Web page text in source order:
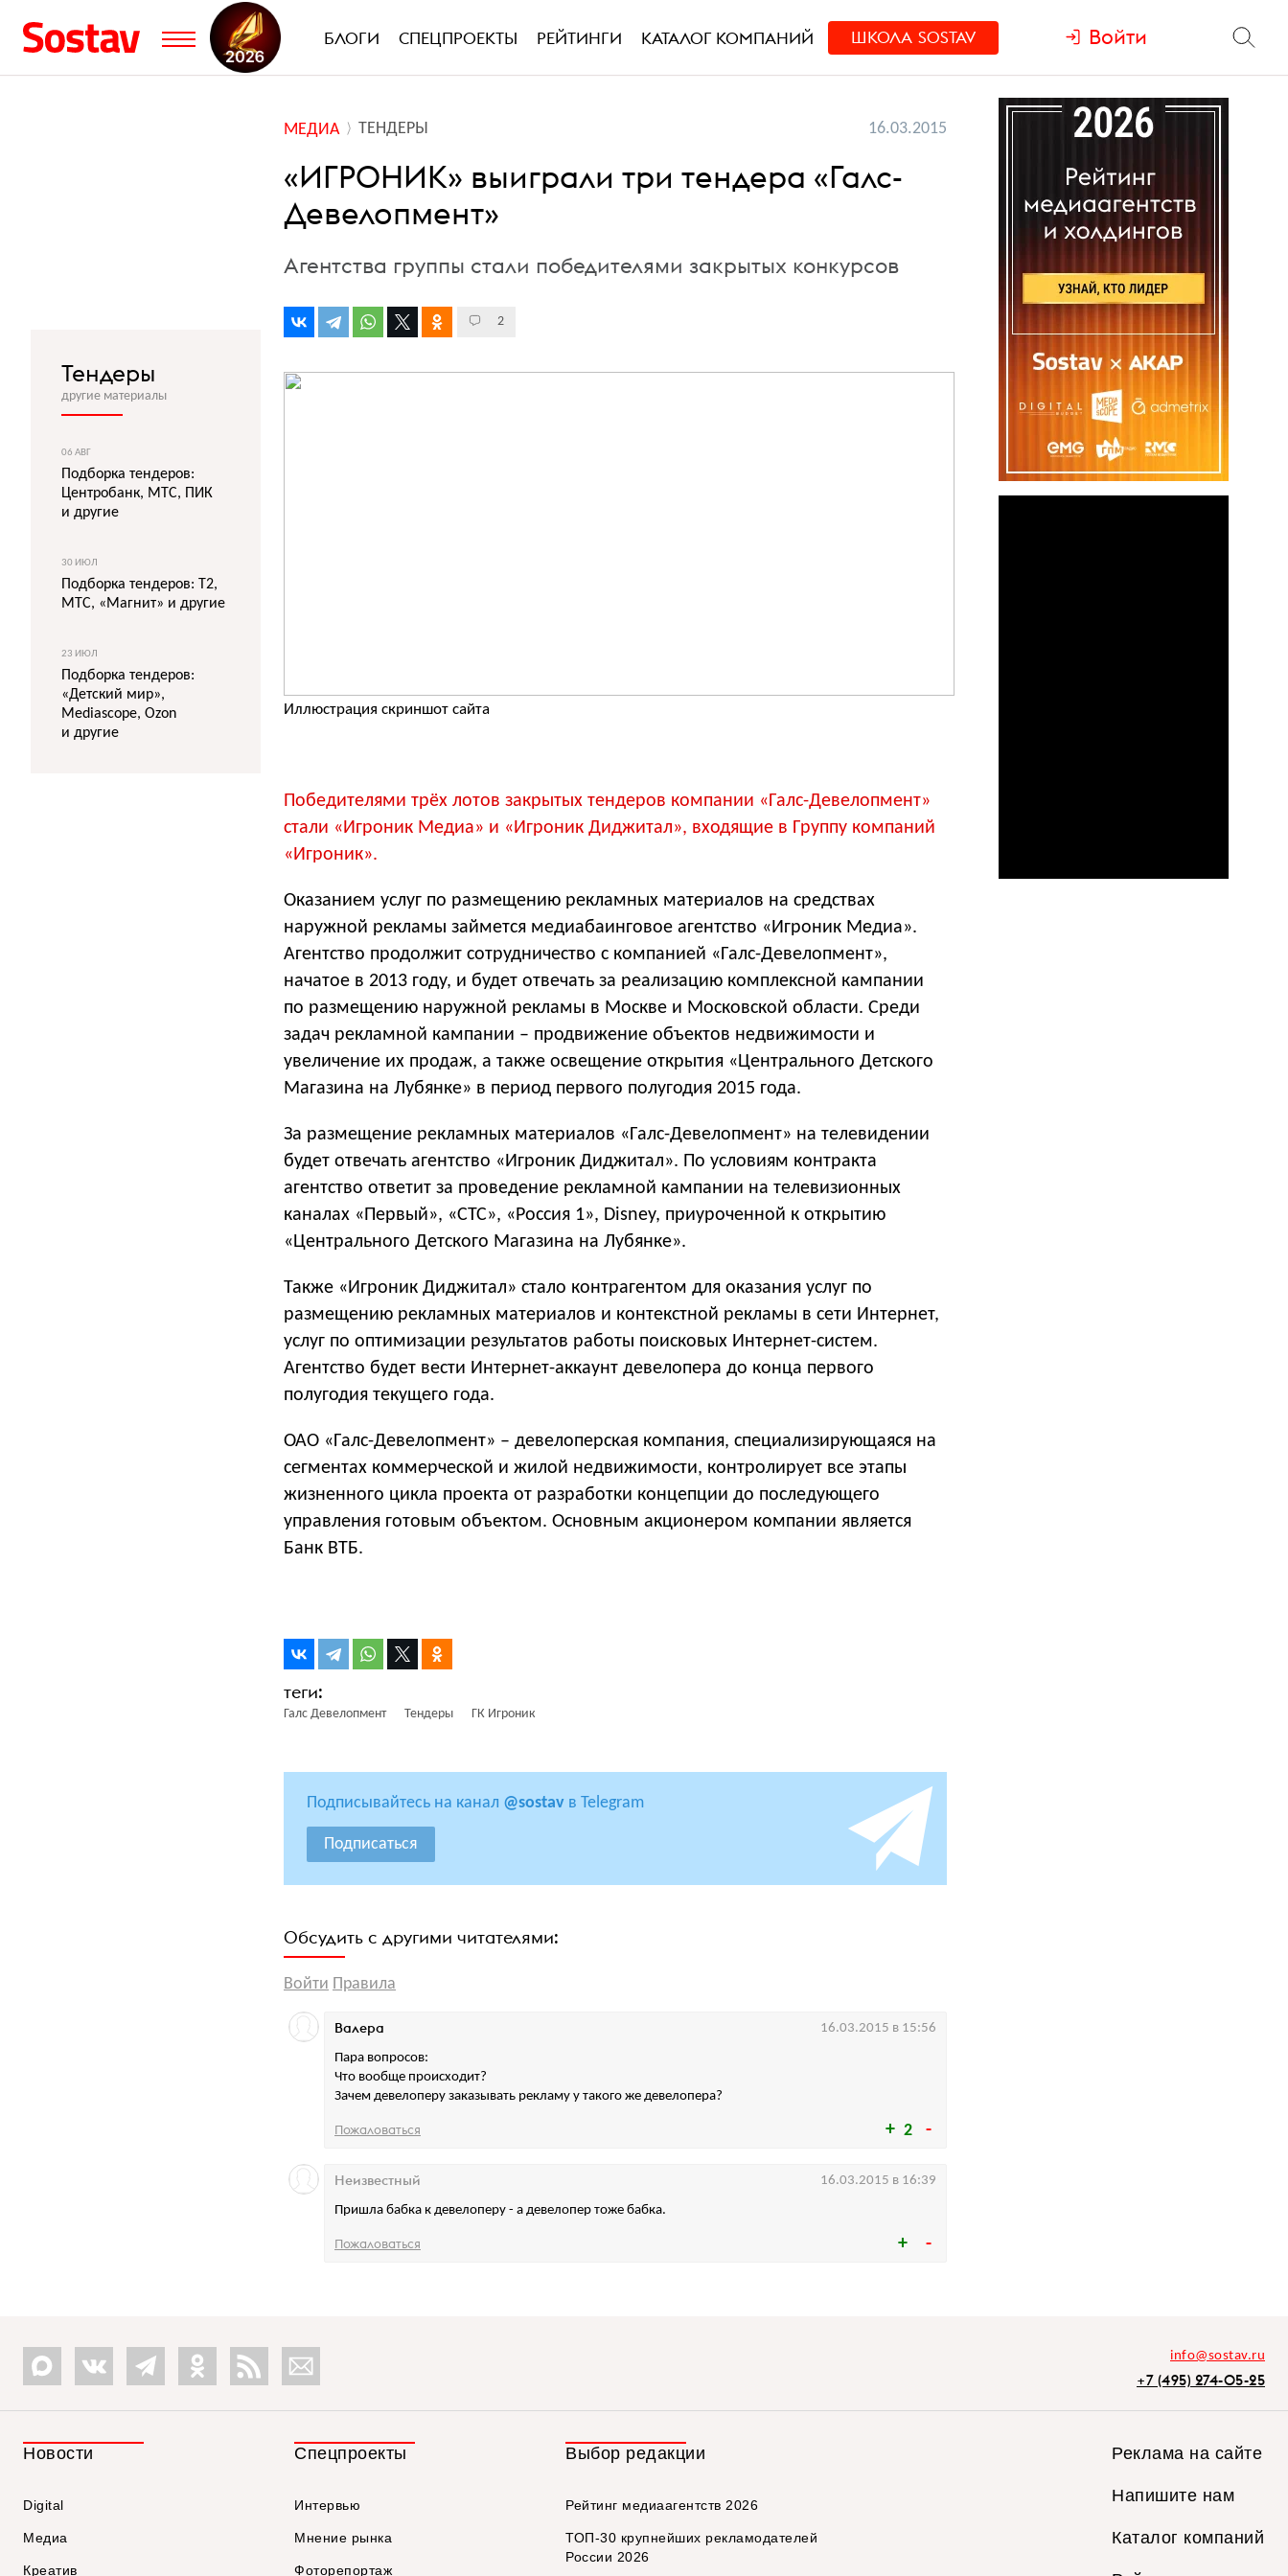
БЛОГИ СПЕЦПРОЕКТЫ РЕЙТИНГИ КАТАЛОГ КОМПАНИЙ ШКОЛА SOSTAV Войти
МЕДИА ТЕНДЕРЫ 16.03.2015
«ИГРОНИК» выиграли три тендера «Галс-
Девелопмент»
Агентства группы стали победителями закрытых конкурсов
2
Иллюстрация скриншот сайта
Победителями трёх лотов закрытых тендеров компании «Галс-Девелопмент»
стали «Игроник Медиа» и «Игроник Диджитал», входящие в Группу компаний
«Игроник».
Оказанием услуг по размещению рекламных материалов на средствах
наружной рекламы займется медиабаинговое агентство «Игроник Медиа».
Агентство продолжит сотрудничество с компанией «Галс-Девелопмент»,
начатое в 2013 году, и будет отвечать за реализацию комплексной кампании
по размещению наружной рекламы в Москве и Московской области. Среди
задач рекламной кампании – продвижение объектов недвижимости и
увеличение их продаж, а также освещение открытия «Центрального Детского
Магазина на Лубянке» в период первого полугодия 2015 года.
За размещение рекламных материалов «Галс-Девелопмент» на телевидении
будет отвечать агентство «Игроник Диджитал». По условиям контракта
агентство ответит за проведение рекламной кампании на телевизионных
каналах «Первый», «СТС», «Россия 1», Disney, приуроченной к открытию
«Центрального Детского Магазина на Лубянке».
Также «Игроник Диджитал» стало контрагентом для оказания услуг по
размещению рекламных материалов и контекстной рекламы в сети Интернет,
услуг по оптимизации результатов работы поисковых Интернет-систем.
Агентство будет вести Интернет-аккаунт девелопера до конца первого
полугодия текущего года.
ОАО «Галс-Девелопмент» – девелоперская компания, специализирующаяся на
сегментах коммерческой и жилой недвижимости, контролирует все этапы
жизненного цикла проекта от разработки концепции до последующего
управления готовым объектом. Основным акционером компании является
Банк ВТБ.
Галс Девелопмент Тендеры ГК Игроник
Подписывайтесь на канал @sostav в Telegram
Подписаться
Обсудить с другими читателями:
Войти Правила
2
Пара вопросов:
Что вообще происходит?
Зачем девелоперу заказывать рекламу у такого же девелопера?
Валера 16.03.2015 в 15:56
Пожаловаться
Пришла бабка к девелоперу - а девелопер тоже бабка.
Неизвестный 16.03.2015 в 16:39
Пожаловаться
Тендеры
другие материалы
06 АВГ
Подборка тендеров:
Центробанк, МТС, ПИК
и другие
30 ИЮЛ
Подборка тендеров: T2,
МТС, «Магнит» и другие
23 ИЮЛ
Подборка тендеров:
«Детский мир»,
Mediascope, Ozon
и другие
info@sostav.ru
+7 (495) 274-05-25
Новости
Digital
Медиа
Креатив
Спецпроекты
Интервью
Мнение рынка
Фоторепортаж
Выбор редакции
Рейтинг медиаагентств 2026
ТОП-30 крупнейших рекламодателей
России 2026
Реклама на сайте
Напишите нам
Каталог компаний